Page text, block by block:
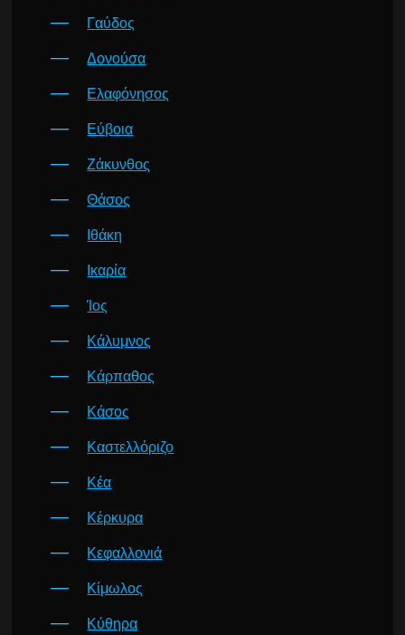
Γαύδος
Δονούσα
Ελαφόνησος
Εύβοια
Ζάκυνθος
Θάσος
Ιθάκη
Ικαρία
Ίος
Κάλυμνος
Κάρπαθος
Κάσος
Καστελλόριζο
Κέα
Κέρκυρα
Κεφαλλονιά
Κίμωλος
Κύθηρα